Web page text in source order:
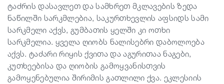
ტაძრის დასავლეთ და სამხრეთ მკლავების ზედა
ნაწილში სარკმლებია, საკურთხევლის აფსიდს სამი
სარკმელი აქვს, გუმბათის ყელში კი ოთხი
სარკმელია. ყველა ღიობს ნალისებრი დაბოლოება
აქვს. ტაძარი რიყის ქვითა და აგურითაა ნაგები,
კუთხეებისა და ღიობის გამოყვანისთვის
გამოყენებულია შირიმის გათლილი ქვა. ეკლესიის